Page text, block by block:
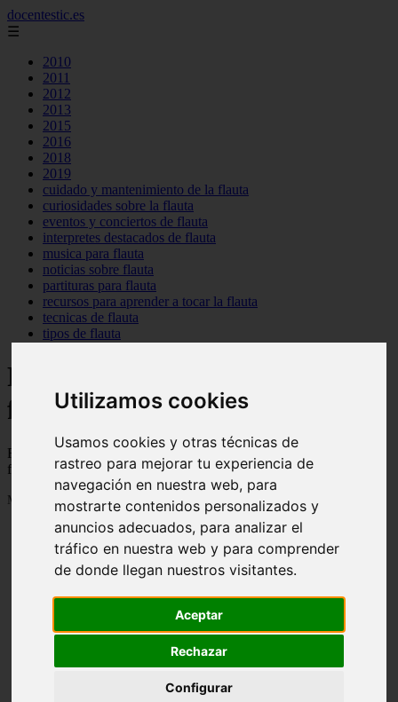
Utilizamos cookies
Usamos cookies y otras técnicas de
rastreo para mejorar tu experiencia de
navegación en nuestra web, para
mostrarte contenidos personalizados y
anuncios adecuados, para analizar el
tráfico en nuestra web y para comprender
de donde llegan nuestros visitantes.
Aceptar
Rechazar
Configurar
docentestic.es
☰
2010
2011
2012
2013
2015
2016
2018
2019
cuidado y mantenimiento de la flauta
curiosidades sobre la flauta
eventos y conciertos de flauta
interpretes destacados de flauta
musica para flauta
noticias sobre flauta
partituras para flauta
recursos para aprender a tocar la flauta
tecnicas de flauta
tipos de flauta
Partyflauta: Partituras para
flauta dulce
Recopilatorio de partituras para aprender a tocar la flauta dulce de
forma progresiva
Mostrando 1 - 24 de 913 artículos
Notas para flauta (ES): Los caminos de la vida
(Vicentico), notas para flauta